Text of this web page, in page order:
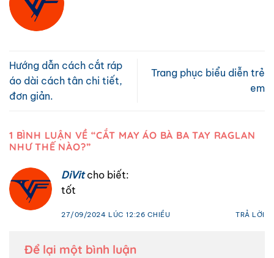
Hướng dẫn cách cắt ráp
áo dài cách tân chi tiết,
đơn giản.
Trang phục biểu diễn trẻ
em
1 BÌNH LUẬN VỀ “CẮT MAY ÁO BÀ BA TAY RAGLAN
NHƯ THẾ NÀO?”
DiVit cho biết:
tốt
27/09/2024 LÚC 12:26 CHIỀU TRẢ LỜI
Để lại một bình luận